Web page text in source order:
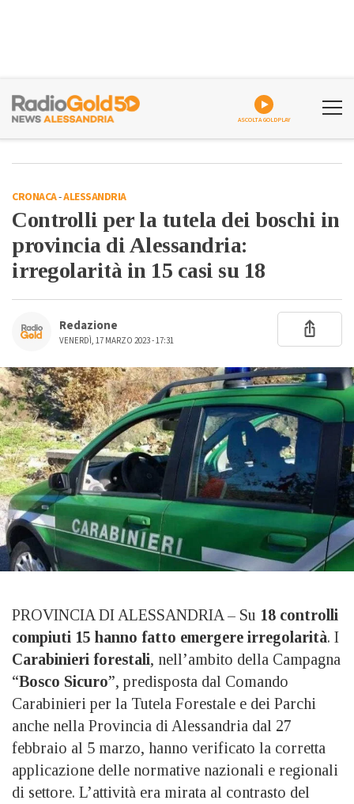
ASCOLTA GOLDPLAY
CRONACA-ALESSANDRIA
Controlli per la tutela dei boschi in
provincia di Alessandria:
irregolarità in 15 casi su 18
Redazione
VENERDÌ, 17 MARZO 2023 - 17:31
PROVINCIA DI ALESSANDRIA – Su 18 controlli
compiuti 15 hanno fatto emergere irregolarità. I
Carabinieri forestali, nell’ambito della Campagna
“Bosco Sicuro”, predisposta dal Comando
Carabinieri per la Tutela Forestale e dei Parchi
anche nella Provincia di Alessandria dal 27
febbraio al 5 marzo, hanno verificato la corretta
applicazione delle normative nazionali e regionali
di settore. L’attività era mirata al contrasto del